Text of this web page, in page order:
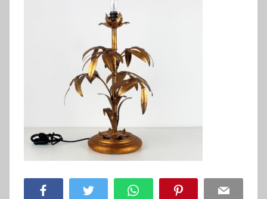
Facebook Twitter WhatsApp Pinterest Email